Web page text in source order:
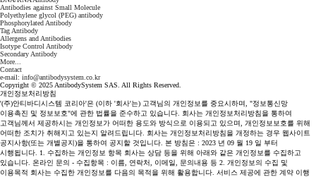
Antibodies against Small Molecule
Polyethylene glycol (PEG) antibody
Phosphorylated Antibody
Tag Antibody
Allergens and Antibodies
Isotype Control Antibody
Secondary Antibody
More...
Contact
e-mail: info@antibodysystem.co.kr
Copyright © 2025 AntibodySystem SAS. All Rights Reserved.
개인정보처리방침
'(주)안티바디시스템 코리아'은 (이하 '회사'는) 고객님의 개인정보를 중요시하며, "정보통신망
이용촉진 및 정보보호"에 관한 법률을 준수하고 있습니다. 회사는 개인정보처리방침을 통하여
고객님께서 제공하시는 개인정보가 어떠한 용도와 방식으로 이용되고 있으며, 개인정보보호를 위해
어떠한 조치가 취해지고 있는지 알려드립니다. 회사는 개인정보처리방침을 개정하는 경우 웹사이트
공지사항(또는 개별공지)을 통하여 공지할 것입니다. 본 방침은 : 2023 년 09 월 19 일 부터
시행됩니다. 1. 수집하는 개인정보 항목 회사는 상담 등을 위해 아래와 같은 개인정보를 수집하고
있습니다. 온라인 문의 - 수집항목 : 이름, 연락처, 이메일, 문의내용 등 2. 개인정보의 수집 및
이용목적 회사는 수집한 개인정보를 다음의 목적을 위해 활용합니다. 서비스 제공에 관한 계약 이행